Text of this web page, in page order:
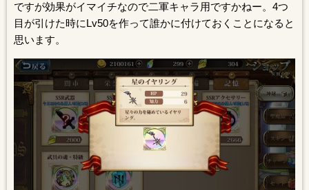
ですが効果がイマイチなので二軍キャラ用ですかねー。4つ
目が引けた時にLv50を作って誰かに付けておくことになると
思います。